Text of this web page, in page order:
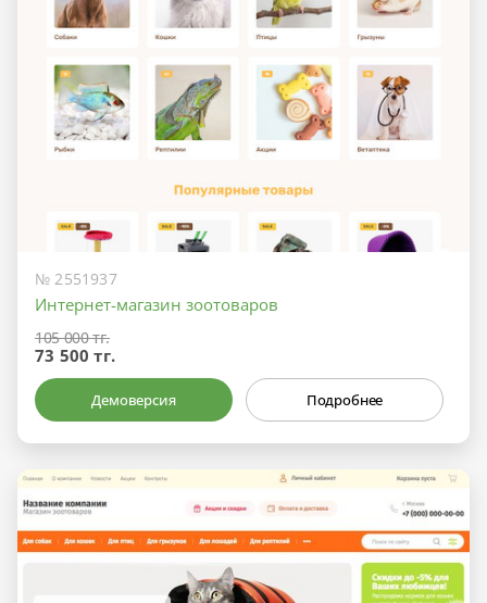
№ 2551937
Интернет-магазин зоотоваров
105 000 тг.
73 500 тг.
Демоверсия Подробнее